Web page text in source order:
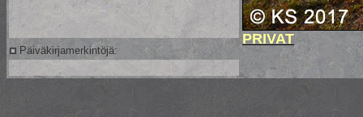
PRIVAT
Päiväkirjamerkintöjä: